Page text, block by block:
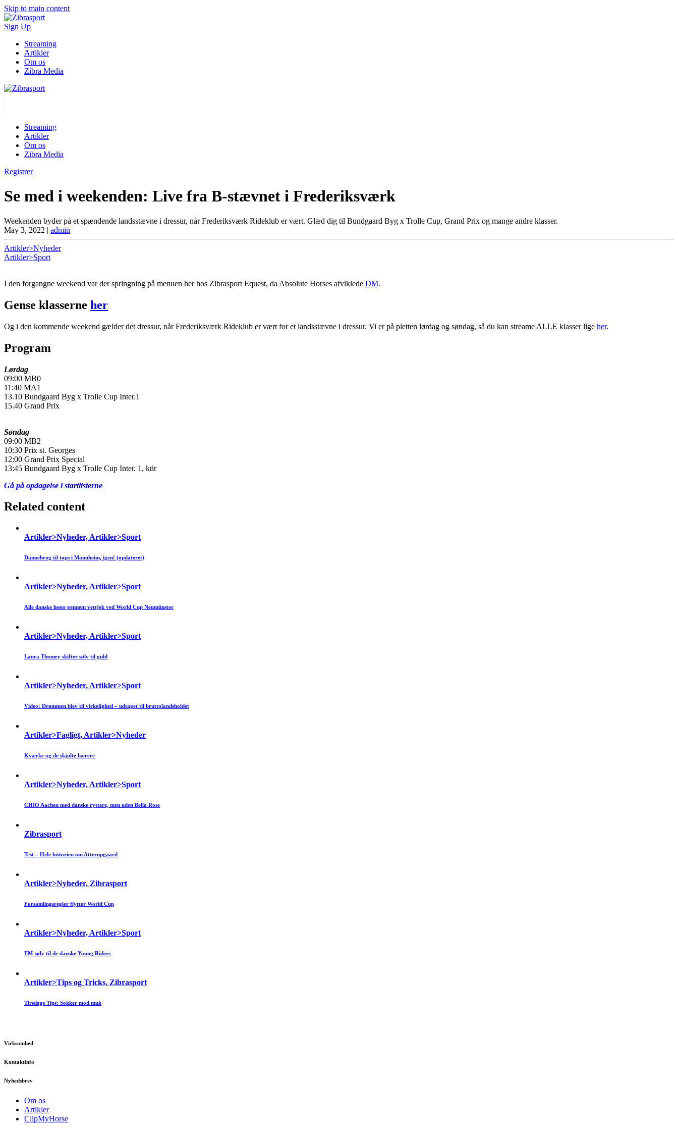
Skip to main content
Sign Up
Streaming
Artikler
Om os
Zibra Media
Streaming
Artikler
Om os
Zibra Media
Registrer
Se med i weekenden: Live fra B-stævnet i Frederiksværk
Weekenden byder på et spændende landsstævne i dressur, når Frederiksværk Rideklub er vært. Glæd dig til Bundgaard Byg x Trolle Cup, Grand Prix og mange andre klasser.
May 3, 2022 | admin
Artikler>Nyheder
Artikler>Sport
I den forgangne weekend var der springning på menuen her hos Zibrasport Equest, da Absolute Horses afviklede DM.
Gense klasserne her
Og i den kommende weekend gælder det dressur, når Frederiksværk Rideklub er vært for et landsstævne i dressur. Vi er på pletten lørdag og søndag, så du kan streame ALLE klasser lige her.
Program
Lørdag
09:00 MB0
11:40 MA1
13.10 Bundgaard Byg x Trolle Cup Inter.1
15.40 Grand Prix
Søndag
09:00 MB2
10:30 Prix st. Georges
12:00 Grand Prix Special
13:45 Bundgaard Byg x Trolle Cup Inter. 1, kür
Gå på opdagelse i startlisterne
Related content
Artikler>Nyheder, Artikler>Sport
Dannebrog til tops i Mannheim, igen! (opdateret)
Artikler>Nyheder, Artikler>Sport
Alle danske heste gennem vettjek ved World Cup Neumünster
Artikler>Nyheder, Artikler>Sport
Laura Thomey skifter sølv til guld
Artikler>Nyheder, Artikler>Sport
Video: Drømmen blev til virkelighed – udtaget til bruttolandsholdet
Artikler>Fagligt, Artikler>Nyheder
Kværke og de skjulte bærere
Artikler>Nyheder, Artikler>Sport
CHIO Aachen med danske ryttere, men uden Bella Rose
Zibrasport
Test – Hele historien om Atterupgaard
Artikler>Nyheder, Zibrasport
Forsamlingsregler flytter World Cup
Artikler>Nyheder, Artikler>Sport
EM-sølv til de danske Young Riders
Artikler>Tips og Tricks, Zibrasport
Tirsdags Tips: Sokker mod muk
Virksomhed
Kontaktinfo
Nyhedsbrev
Om os
Artikler
ClipMyHorse